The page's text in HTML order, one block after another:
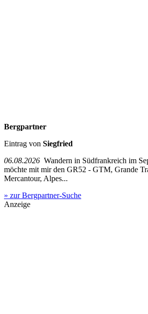
Bergpartner
Eintrag von Siegfried
06.08.2026 Wandern in Südfrankreich im
möchte mit mir den GR52 - GTM, Grande
Mercantour, Alpes...
» zur Bergpartner-Suche
Anzeige